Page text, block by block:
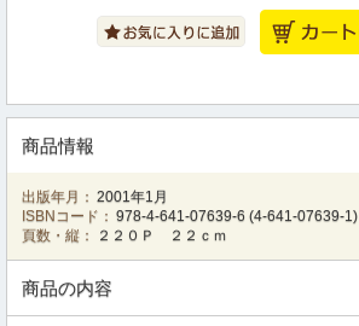
商品情報
出版年月： 2001年1月
ISBNコード： 978-4-641-07639-6 (4-641-07639-1)
頁数・縦：
２２０Ｐ ２２ｃｍ
商品の内容